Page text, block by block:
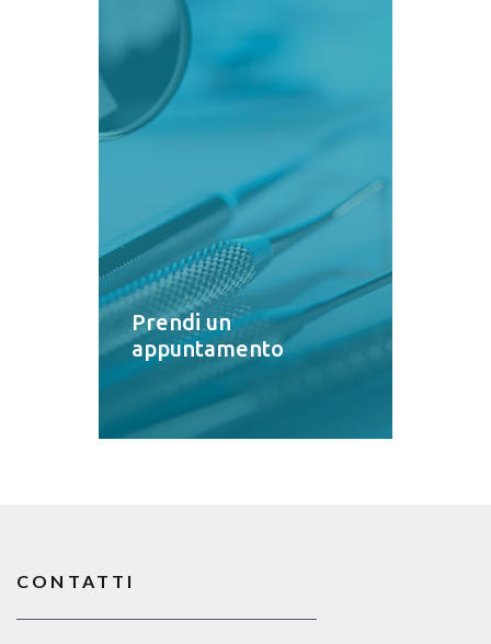
Prendi un
appuntamento
CONTATTI